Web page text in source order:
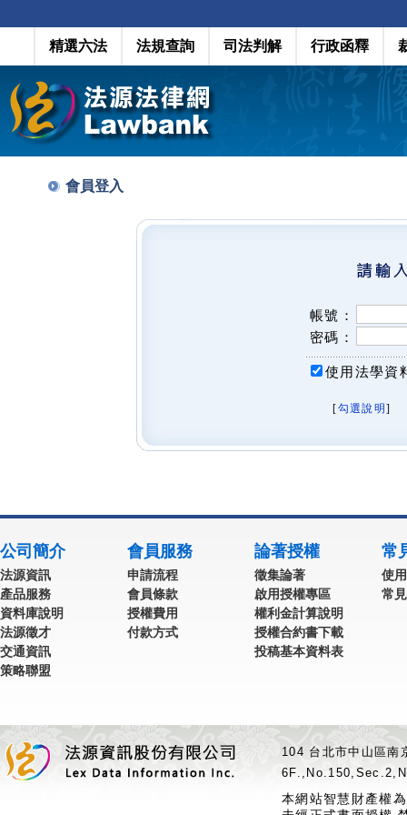
精選六法 法規查詢 司法判解 行政函釋
會員登入
帳號：
密碼：
使用法學資
[勾選說明 ]
公司簡介
法源資訊
產品服務
資料庫說明
法源徵才
交通資訊
策略聯盟
會員服務
申請流程
會員條款
授權費用
付款方式
論著授權
徵集論著
啟用授權專區
權利金計算說明
授權合約書下載
投稿基本資料表
常
使
常
104 台北市中山區
本網站智慧財產權